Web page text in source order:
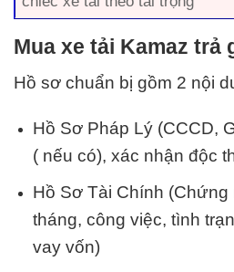
Mua xe tải Kamaz trả
Hồ sơ chuẩn bị gồm 2 nội
Hồ Sơ Pháp Lý (CCCD,
( nếu có), xác nhận độc
Hồ Sơ Tài Chính (Chứng
tháng, công việc, tình
vay vốn)